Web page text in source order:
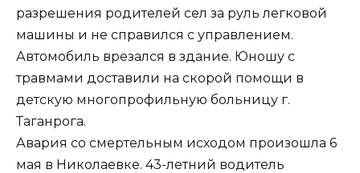
разрешения родителей сел за руль легковой
машины и не справился с управлением.
Автомобиль врезался в здание. Юношу с
травмами доставили на скорой помощи в
детскую многопрофильную больницу г.
Таганрога.
Авария со смертельным исходом произошла 6
мая в Николаевке. 43-летний водитель